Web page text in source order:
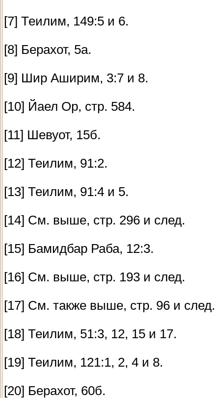
[7] Теилим, 149:5 и 6.
[8] Берахот, 5а.
[9] Шир Аширим, 3:7 и 8.
[10] Йаел Op, стр. 584.
[11] Шевуот, 15б.
[12] Теилим, 91:2.
[13] Теилим, 91:4 и 5.
[14] См. выше, стр. 296 и след.
[15] Бамидбар Раба, 12:3.
[16] См. выше, стр. 193 и след.
[17] См. также выше, стр. 96 и след.
[18] Теилим, 51:3, 12, 15 и 17.
[19] Теилим, 121:1, 2, 4 и 8.
[20] Берахот, 60б.